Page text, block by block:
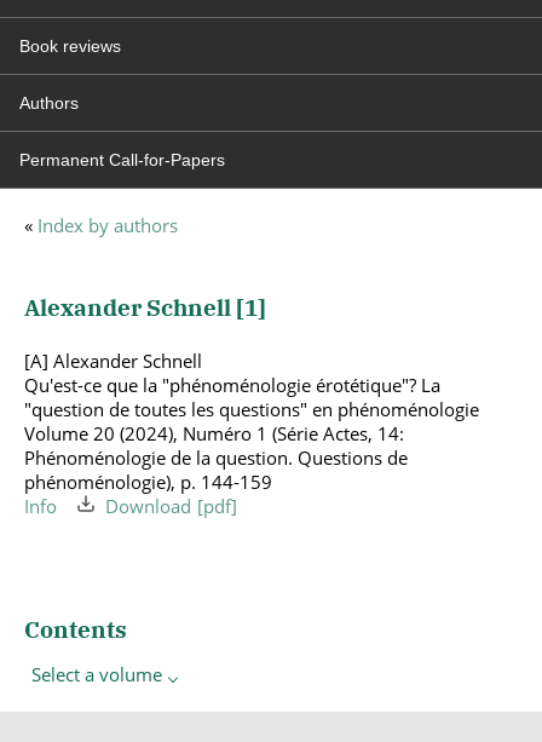
Book reviews
Authors
Permanent Call-for-Papers
« Index by authors
Alexander Schnell [1]
[A] Alexander Schnell
Qu'est-ce que la "phénoménologie érotétique"? La
"question de toutes les questions" en phénoménologie
Volume 20 (2024), Numéro 1 (Série Actes, 14:
Phénoménologie de la question. Questions de
phénoménologie), p. 144-159
Info
Download
Contents
Select a volume